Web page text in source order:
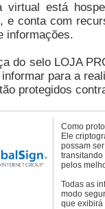
virtual está
e conta com
informações.
do selo LOJA
para a
protegidos
Como
Ele
possam
transitando
pelos
Todas as
modo
que exibirá